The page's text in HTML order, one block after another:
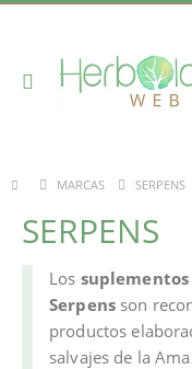
Toggle
MARCAS SERPENS
SERPENS
Los
Serpensson
productos
salvajes de la